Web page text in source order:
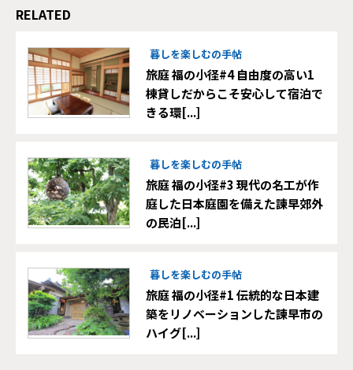
RELATED
暮しを楽しむの手帖
旅庭 福の小径#4 自由度の高い1
棟貸しだからこそ安心して宿泊で
きる環[...]
暮しを楽しむの手帖
旅庭 福の小径#3 現代の名工が作
庭した日本庭園を備えた諫早郊外
の民泊[...]
暮しを楽しむの手帖
旅庭 福の小径#1 伝統的な日本建
築をリノベーションした諫早市の
ハイグ[...]